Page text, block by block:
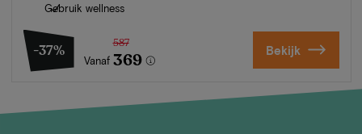
Gebruik wellness
-37%
Vanaf
587
369 Bekijk